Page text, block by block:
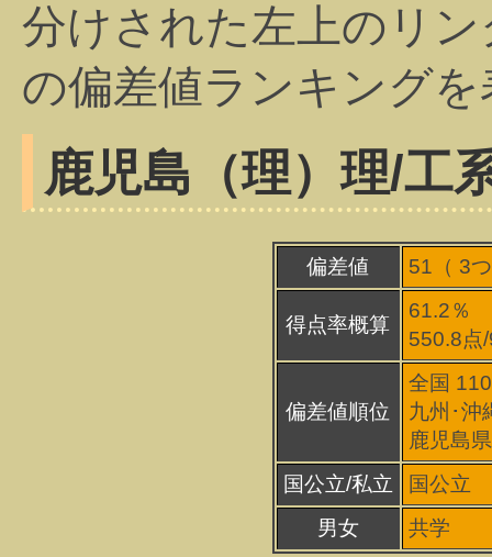
分けされた左上のリ
の偏差値ランキング
鹿児島（理）理/工
偏差値 51（ 3
得点率概算
61.2％
550.8点
偏差値順位
全国
九州･沖
鹿児島
国公立/私立
国公立
男女
共学